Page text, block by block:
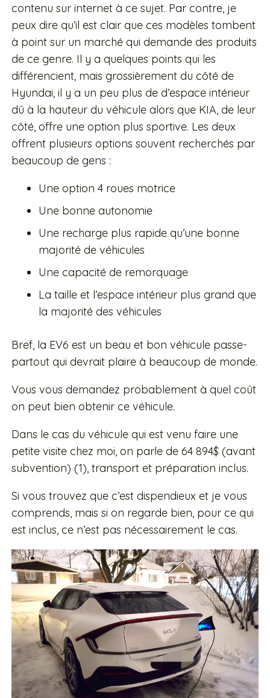
contenu sur internet à ce sujet. Par contre, je
peux dire qu’il est clair que ces modèles tombent
à point sur un marché qui demande des produits
de ce genre. Il y a quelques points qui les
différencient, mais grossièrement du côté de
Hyundai, il y a un peu plus de d’espace intérieur
dû à la hauteur du véhicule alors que KIA, de leur
côté, offre une option plus sportive. Les deux
offrent plusieurs options souvent recherchés par
beaucoup de gens :
Une option 4 roues motrice
Une bonne autonomie
Une recharge plus rapide qu’une bonne
majorité de véhicules
Une capacité de remorquage
La taille et l’espace intérieur plus grand que
la majorité des véhicules
Bref, la EV6 est un beau et bon véhicule passe-
partout qui devrait plaire à beaucoup de monde.
Vous vous demandez probablement à quel coût
on peut bien obtenir ce véhicule.
Dans le cas du véhicule qui est venu faire une
petite visite chez moi, on parle de 64 894$ (avant
subvention) (1), transport et préparation inclus.
Si vous trouvez que c’est dispendieux et je vous
comprends, mais si on regarde bien, pour ce qui
est inclus, ce n’est pas nécessairement le cas.